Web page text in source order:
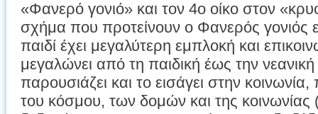
«Φανερό γονιό» και τον 4ο οίκο στον
σχήμα που προτείνουν ο Φανερός γονιός
παιδί έχει μεγαλύτερη εμπλοκή και
μεγαλώνει από τη παιδική έως την νεανική
παρουσιάζει και το εισάγει στην κοινωνία,
του κόσμου, των δομών και της κοινωνίας